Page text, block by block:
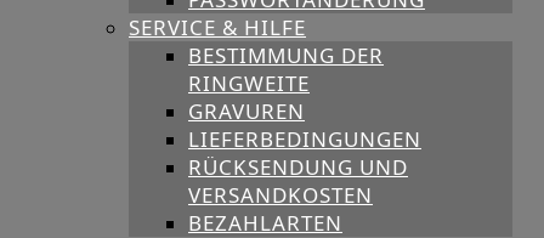
SERVICE & HILFE
BESTIMMUNG DER
RINGWEITE
GRAVUREN
LIEFERBEDINGUNGEN
RÜCKSENDUNG UND
VERSANDKOSTEN
BEZAHLARTEN